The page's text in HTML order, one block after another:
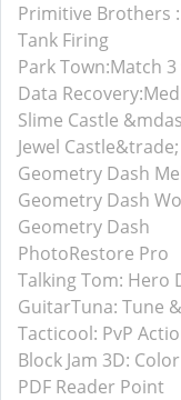
Primitive Brothers
Tank Firing
Park Town:Match
Data
Slime Castle
Jewel
Geometry Dash
Geometry Dash
Geometry Dash
PhotoRestore Pro
Talking Tom: Hero
GuitarTuna: Tune
Tacticool: PvP
Block Jam 3D:
PDF Reader Point